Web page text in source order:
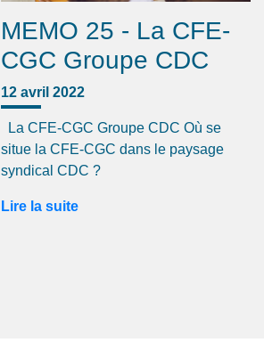
MEMO 25 - La CFE-
CGC Groupe CDC
12 avril 2022
La CFE-CGC Groupe CDC Où se
situe la CFE-CGC dans le paysage
syndical CDC ?
Lire la suite